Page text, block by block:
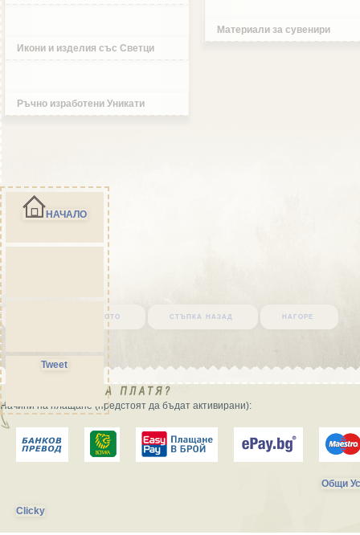
Икони и изделия със Светци
Ръчно изработени Уникати
Материали за сувенири
върни се в началото стъпка назад нагоре
Начини на плащане (предстоят да бъдат активирани):
Общи
Clicky
НАЧАЛО
Tweet